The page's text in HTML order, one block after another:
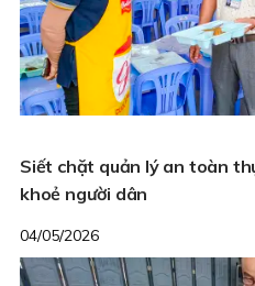
Siết chặt quản lý an toàn
khoẻ người dân
04/05/2026